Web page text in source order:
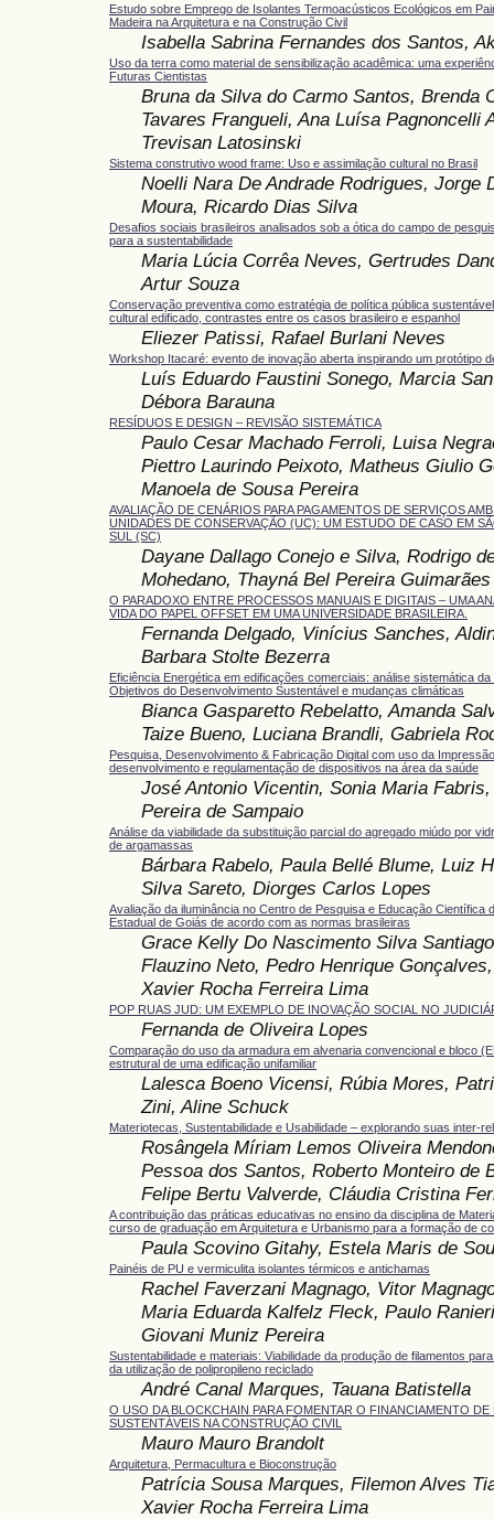
Estudo sobre Emprego de Isolantes Termoacústicos Ecológicos em
Madeira na Arquitetura e na Construção Civil
Isabella Sabrina Fernandes dos Santos,
Uso da terra como material de sensibilização acadêmica: uma
Futuras Cientistas
Bruna da Silva do Carmo Santos, Brenda
Tavares Frangueli, Ana Luísa Pagnoncelli
Trevisan Latosinski
Sistema construtivo wood frame: Uso e assimilação cultural no Brasil
Noelli Nara De Andrade Rodrigues, Jorge
Moura, Ricardo Dias Silva
Desafios sociais brasileiros analisados sob a ótica do campo de
para a sustentabilidade
Maria Lúcia Corrêa Neves, Gertrudes
Artur Souza
Conservação preventiva como estratégia de política pública
cultural edificado, contrastes entre os casos brasileiro e espanhol
Eliezer Patissi, Rafael Burlani Neves
Workshop Itacaré: evento de inovação aberta inspirando um protótipo
Luís Eduardo Faustini Sonego, Marcia
Débora Barauna
RESÍDUOS E DESIGN – REVISÃO SISTEMÁTICA
Paulo Cesar Machado Ferroli, Luisa
Piettro Laurindo Peixoto, Matheus Giulio
Manoela de Sousa Pereira
AVALIAÇÃO DE CENÁRIOS PARA PAGAMENTOS DE SERVIÇOS
UNIDADES DE CONSERVAÇÃO (UC): UM ESTUDO DE CASO EM
SUL (SC)
Dayane Dallago Conejo e Silva, Rodrigo
Mohedano, Thayná Bel Pereira Guimarães
O PARADOXO ENTRE PROCESSOS MANUAIS E DIGITAIS – UMA
VIDA DO PAPEL OFFSET EM UMA UNIVERSIDADE BRASILEIRA.
Fernanda Delgado, Vinícius Sanches,
Barbara Stolte Bezerra
Eficiência Energética em edificações comerciais: análise sistemática
Objetivos do Desenvolvimento Sustentável e mudanças climáticas
Bianca Gasparetto Rebelatto, Amanda
Taize Bueno, Luciana Brandli, Gabriela
Pesquisa, Desenvolvimento & Fabricação Digital com uso da
desenvolvimento e regulamentação de dispositivos na área da saúde
José Antonio Vicentin, Sonia Maria
Pereira de Sampaio
Análise da viabilidade da substituição parcial do agregado miúdo por
de argamassas
Bárbara Rabelo, Paula Bellé Blume, Luiz
Silva Sareto, Diorges Carlos Lopes
Avaliação da iluminância no Centro de Pesquisa e Educação Científica
Estadual de Goiás de acordo com as normas brasileiras
Grace Kelly Do Nascimento Silva
Flauzino Neto, Pedro Henrique
Xavier Rocha Ferreira Lima
POP RUAS JUD: UM EXEMPLO DE INOVAÇÃO SOCIAL NO
Fernanda de Oliveira Lopes
Comparação do uso da armadura em alvenaria convencional e bloco
estrutural de uma edificação unifamiliar
Lalesca Boeno Vicensi, Rúbia Mores,
Zini, Aline Schuck
Materiotecas, Sustentabilidade e Usabilidade – explorando suas inter-
Rosângela Míriam Lemos Oliveira
Pessoa dos Santos, Roberto Monteiro de
Felipe Bertu Valverde, Cláudia Cristina
A contribuição das práticas educativas no ensino da disciplina de
curso de graduação em Arquitetura e Urbanismo para a formação de
Paula Scovino Gitahy, Estela Maris de
Painéis de PU e vermiculita isolantes térmicos e antichamas
Rachel Faverzani Magnago, Vitor
Maria Eduarda Kalfelz Fleck, Paulo
Giovani Muniz Pereira
Sustentabilidade e materiais: Viabilidade da produção de filamentos
da utilização de polipropileno reciclado
André Canal Marques, Tauana Batistella
O USO DA BLOCKCHAIN PARA FOMENTAR O FINANCIAMENTO
SUSTENTÁVEIS NA CONSTRUÇÃO CIVIL
Mauro Mauro Brandolt
Arquitetura, Permacultura e Bioconstrução
Patrícia Sousa Marques, Filemon Alves
Xavier Rocha Ferreira Lima